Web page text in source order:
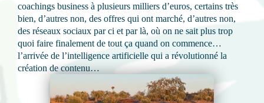
coachings business à plusieurs milliers d’euros, certains très
bien, d’autres non, des offres qui ont marché, d’autres non,
des réseaux sociaux par ci et par là, où on ne sait plus trop
quoi faire finalement de tout ça quand on commence…
l’arrivée de l’intelligence artificielle qui a révolutionné la
création de contenu…